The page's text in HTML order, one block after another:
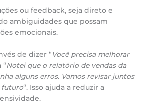
ou feedback, seja direto e
ambiguidades que possam
emocionais.
de dizer “Você precisa melhorar
“Notei que o relatório de vendas da
alguns erros. Vamos revisar juntos
futuro“. Isso ajuda a reduzir a